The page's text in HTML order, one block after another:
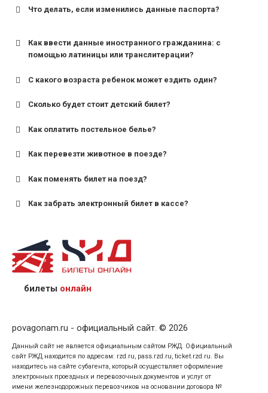
Что делать, если изменились данные паспорта?
Как ввести данные иностранного гражданина: с
помощью латиницы или транслитерации?
С какого возраста ребенок может ездить один?
для поездов дальнего следования — от 10 лет и
для пригородных поездов — от 7 лет.
Сколько будет стоит детский билет?
Как оплатить постельное белье?
Как перевезти животное в поезде?
Как поменять билет на поезд?
Как забрать электронный билет в кассе?
назвав кассиру 14-значный номер заказа;
предъявив удостоверение личности пассажира, на
кого оформлен билет.
билеты онлайн
povagonam.ru - официальный сайт. © 2026
Данный сайт не является официальным сайтом РЖД. Официальный
сайт РЖД находится по адресам: rzd.ru, pass.rzd.ru, ticket.rzd.ru. Вы
находитесь на сайте субагента, который осуществляет оформление
электронных проездных и перевозочных документов и услуг от
имени железнодорожных перевозчиков на основании договора №